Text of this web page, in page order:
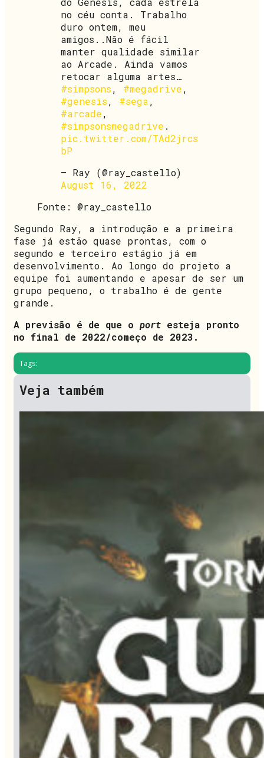
no céu conta. Trabalho
duro ontem, meu
amigos..Não é fácil
manter qualidade similar
ao Arcade. Ainda vamos
retocar alguma artes…
#simpsons, #megadrive,
#genesis, #sega,
#arcade,
#simpsonsmegadrive .
pic.twitter.com/TAd2jrcs
bP
— Ray (@ray_castello)
August 16, 2022
Fonte: @ray_castello
Segundo Ray, a introdução e a primeira
fase já estão quase prontas, com o
segundo e terceiro estágio já em
desenvolvimento. Ao longo do projeto a
equipe foi aumentando e apesar de ser um
grupo pequeno, o trabalho é de gente
grande.
A previsão é de que o port esteja pronto
no final de 2022/começo de 2023.
Tags:
Veja também